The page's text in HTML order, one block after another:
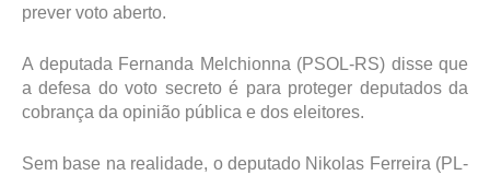
prever voto aberto.
A deputada Fernanda Melchionna (PSOL-RS) disse que
a defesa do voto secreto é para proteger deputados da
cobrança da opinião pública e dos eleitores.
Sem base na realidade, o deputado Nikolas Ferreira (PL-